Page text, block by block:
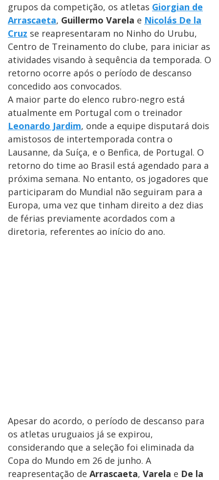
grupos da competição, os atletas Giorgian de
Arrascaeta, Guillermo Varela e Nicolás De la
Cruz se reapresentaram no Ninho do Urubu,
Centro de Treinamento do clube, para iniciar as
atividades visando à sequência da temporada. O
retorno ocorre após o período de descanso
concedido aos convocados.
A maior parte do elenco rubro-negro está
atualmente em Portugal com o treinador
Leonardo Jardim, onde a equipe disputará dois
amistosos de intertemporada contra o
Lausanne, da Suíça, e o Benfica, de Portugal. O
retorno do time ao Brasil está agendado para a
próxima semana. No entanto, os jogadores que
participaram do Mundial não seguiram para a
Europa, uma vez que tinham direito a dez dias
de férias previamente acordados com a
diretoria, referentes ao início do ano.
Apesar do acordo, o período de descanso para
os atletas uruguaios já se expirou,
considerando que a seleção foi eliminada da
Copa do Mundo em 26 de junho. A
reapresentação de Arrascaeta, Varela e De la